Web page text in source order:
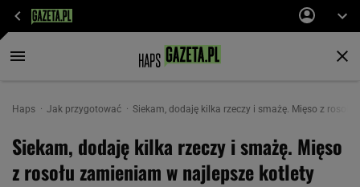
Haps Jak przygotować Siekam, dodaję kilka rzeczy i smażę. Mięso z
Siekam, dodaję kilka rzeczy i smażę. Mięso
z rosołu zamieniam w najlepsze kotlety